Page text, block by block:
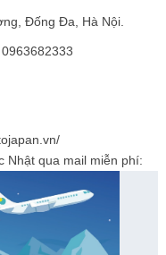
Đống Đa, Hà Nội.
Nhật qua mail miễn phí: